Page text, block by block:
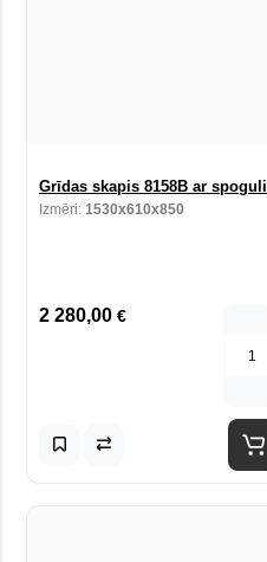
Grīdas skapis 8158B ar spoguli
Izmēri: 1530x610x850
2 280,00 €